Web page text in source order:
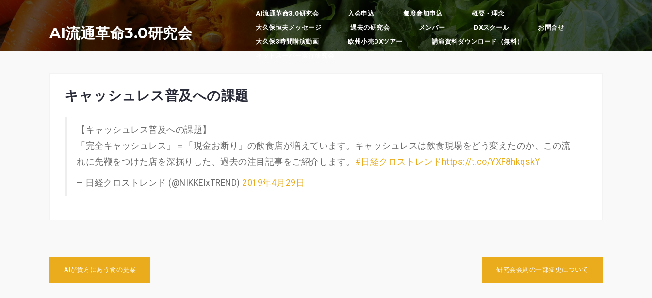
ン
テ
ン
AI流通革命3.0研究会
AI流通革命3.0研究会 入会申込 都度参加申込
概要・理念
大久保恒夫メッセージ
過去の研究会 メンバー DXスクール
お問合せ
大久保3時間講演動画
欧州小売DXツアー
講演資料ダウンロード（無料）
キャッシュレス普及への課題
【キャッシュレス普及への課題】
「完全キャッシュレス」＝「現金お断り」の飲食店が増えています。キャッシュレスは飲食現場をどう変えたのか、この流
れに先鞭をつけた店を深掘りした、過去の注目記事をご紹介します。 #日経クロストレンド https://t.co/YXF8hkqskY
— 日経クロストレンド (@NIKKEIxTREND) 2019年4月29日
稿
AIが貴方にあう食の提案 研究会会則の一部変更について